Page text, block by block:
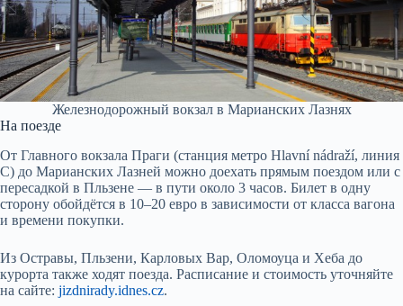
Железнодорожный вокзал в Марианских Лазнях
На поезде
От Главного вокзала Праги (станция метро Hlavní nádraží, линия
С) до Марианских Лазней можно доехать прямым поездом или с
пересадкой в Пльзене — в пути около 3 часов. Билет в одну
сторону обойдётся в 10–20 евро в зависимости от класса вагона
и времени покупки.
Из Остравы, Пльзени, Карловых Вар, Оломоуца и Хеба до
курорта также ходят поезда. Расписание и стоимость уточняйте
на сайте: jizdnirady.idnes.cz.